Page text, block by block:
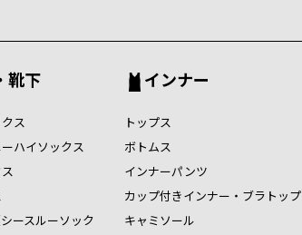
靴下
ス
ハイソックス
ースルーソック
インナー
トップス
ボトムス
インナーパンツ
カップ付きインナー・ブラトップ
キャミソール